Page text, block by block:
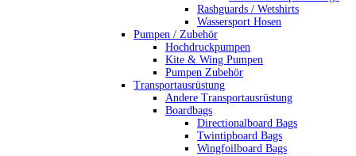
Rashguards / Wetshirts
Wassersport Hosen
Pumpen / Zubehör
Hochdruckpumpen
Kite & Wing Pumpen
Pumpen Zubehör
Transportausrüstung
Andere Transportausrüstung
Boardbags
Directionalboard Bags
Twintipboard Bags
Wingfoilboard Bags